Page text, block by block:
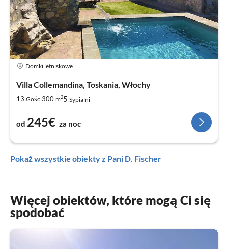
Domki letniskowe
Villa Collemandina, Toskania, Włochy
13 Gości300 m25 Sypialni
od 245€ za noc
Pokaż wszystkie obiekty z Pani D. Fischer
Więcej obiektów, które mogą Ci się
spodobać